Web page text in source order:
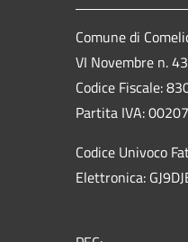
Comune di
VI Novembre n.
Codice Fiscale:
Partita IVA:
Codice Univoco
Elettronica: